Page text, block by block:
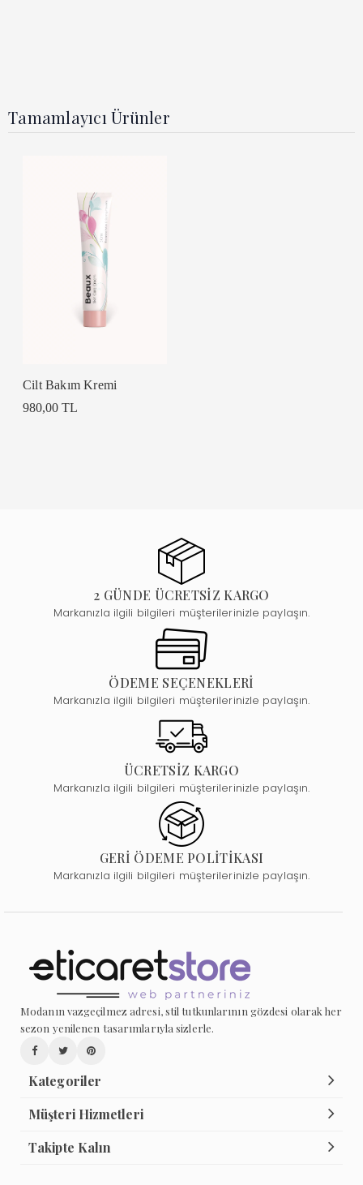
Tamamlayıcı Ürünler
Cilt Bakım Kremi
980,00 TL
2 GÜNDE ÜCRETSİZ KARGO
Markanızla ilgili bilgileri müşterilerinizle paylaşın.
ÖDEME SEÇENEKLERİ
Markanızla ilgili bilgileri müşterilerinizle paylaşın.
ÜCRETSİZ KARGO
Markanızla ilgili bilgileri müşterilerinizle paylaşın.
GERİ ÖDEME POLİTİKASI
Markanızla ilgili bilgileri müşterilerinizle paylaşın.
Modanın vazgeçilmez adresi, stil tutkunlarının gözdesi olarak her
sezon yenilenen tasarımlarıyla sizlerle.
Kategoriler
Müşteri Hizmetleri
Takipte Kalın